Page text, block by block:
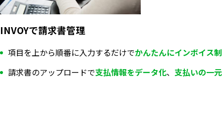
INVOYで請求書管理
項目を上から順番に入力するだけでかんたんにインボイス
請求書のアップロードで支払情報をデータ化、 支払いの一